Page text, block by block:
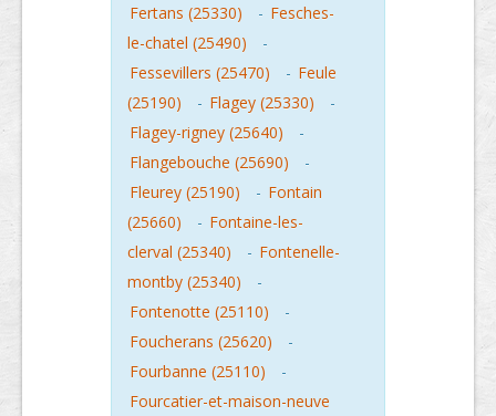
Fertans (25330)
- Fesches-
le-chatel (25490)
-
Fessevillers (25470)
- Feule
(25190)
- Flagey (25330)
-
Flagey-rigney (25640)
-
Flangebouche (25690)
-
Fleurey (25190)
- Fontain
(25660)
- Fontaine-les-
clerval (25340)
- Fontenelle-
montby (25340)
-
Fontenotte (25110)
-
Foucherans (25620)
-
Fourbanne (25110)
-
Fourcatier-et-maison-neuve